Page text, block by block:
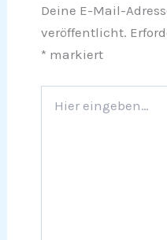
Deine E-Mail-
veröffentlicht.
* markiert
eingeben…